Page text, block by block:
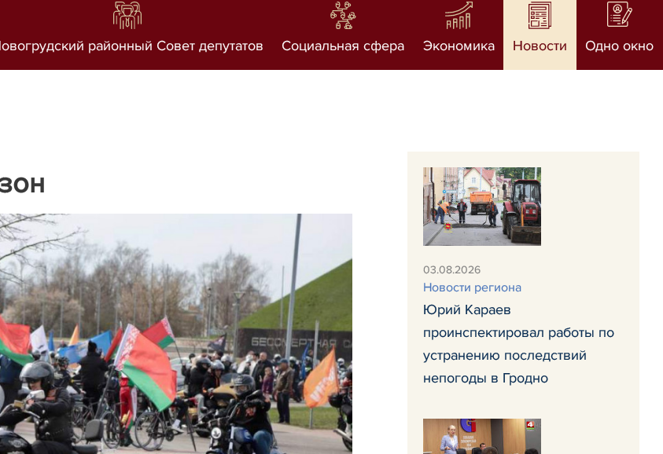
районный Совет депутатов Социальная сфера Экономика Новости Одно окно
03.08.2026
Новости региона
Юрий Караев
проинспектировал работы по
устранению последствий
непогоды в Гродно